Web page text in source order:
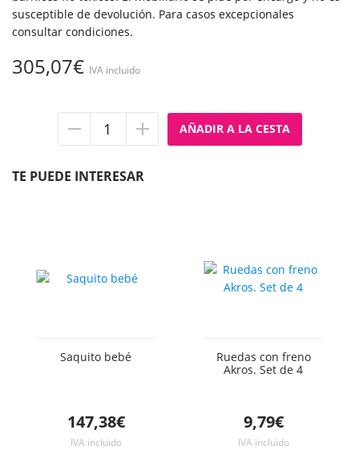
susceptible de devolución. Para casos excepcionales
consultar condiciones.
305,07€ IVA incluido
TE PUEDE INTERESAR
Saquito bebé
147,38€
IVA incluido
Ruedas con freno
Akros. Set de 4
9,79€
IVA incluido